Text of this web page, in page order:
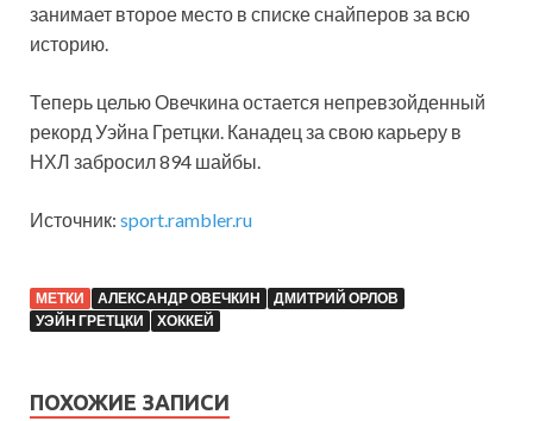
занимает второе место в списке снайперов за всю
историю.
Теперь целью Овечкина остается непревзойденный
рекорд Уэйна Гретцки. Канадец за свою карьеру в
НХЛ забросил 894 шайбы.
Источник: sport.rambler.ru
МЕТКИ АЛЕКСАНДР ОВЕЧКИН
ДМИТРИЙ ОРЛОВ
УЭЙН ГРЕТЦКИ
ХОККЕЙ
ПОХОЖИЕ ЗАПИСИ